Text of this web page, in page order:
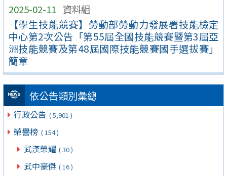
2025-02-11 資料組
【學生技能競賽】勞動部勞動力發展署技能檢定
中心第2次公告「第55屆全國技能競賽暨第3屆亞
洲技能競賽及第48屆國際技能競賽國手選拔賽」
簡章
依公告類別彙總
行政公告 ( 5,901 )
榮譽榜 ( 154 )
武漢榮耀 ( 30 )
武中豪傑 ( 16 )